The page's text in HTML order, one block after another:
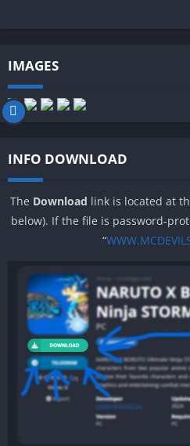
IMAGES
INFO DOWNLOAD
The Download link is located at
below). If the file is password-
“